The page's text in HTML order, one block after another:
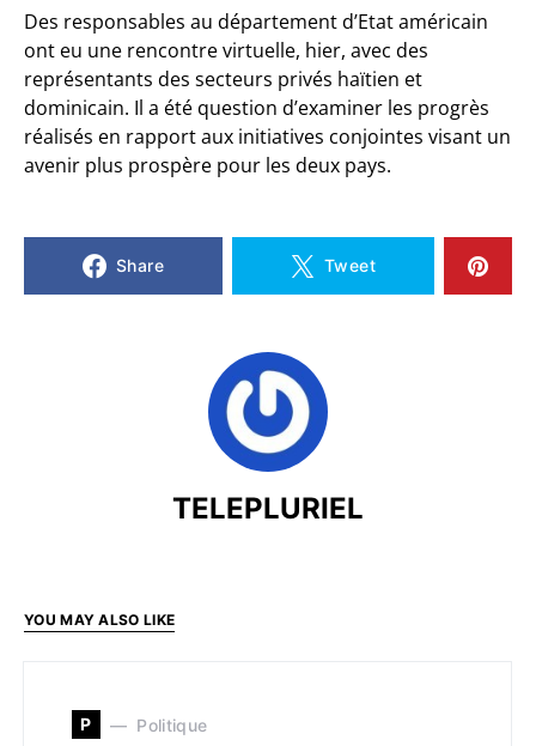
Des responsables au département d’Etat américain
ont eu une rencontre virtuelle, hier, avec des
représentants des secteurs privés haïtien et
dominicain. Il a été question d’examiner les progrès
réalisés en rapport aux initiatives conjointes visant un
avenir plus prospère pour les deux pays.
Share Tweet
TELEPLURIEL
YOU MAY ALSO LIKE
P Politique